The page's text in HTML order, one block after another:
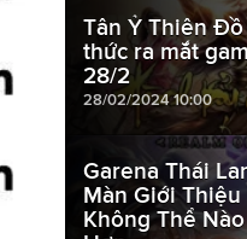
Tân Ỷ Thiên
thức ra mắt
28/2
28/02/2024 10:00
Garena Thái
Màn Giới Thiệu
Không Thể